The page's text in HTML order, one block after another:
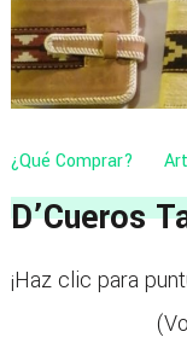
¿Qué Comprar?
D’Cueros
¡Haz clic para